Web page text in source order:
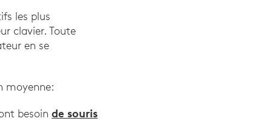
les plus
clavier. Toute
en se
moyenne:
Logitech", Logitech, 2019
besoinde souris